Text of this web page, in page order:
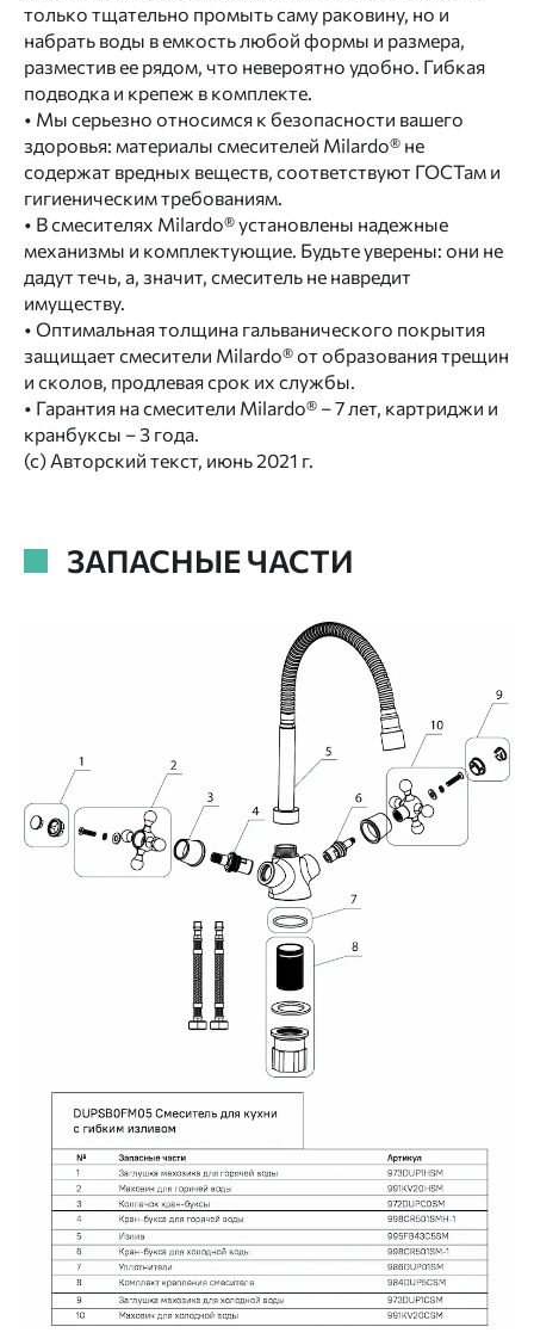
только тщательно промыть саму раковину, но и
набрать воды в емкость любой формы и размера,
разместив ее рядом, что невероятно удобно. Гибкая
подводка и крепеж в комплекте.
• Мы серьезно относимся к безопасности вашего
здоровья: материалы смесителей Milardo® не
содержат вредных веществ, соответствуют ГОСТам и
гигиеническим требованиям.
• В смесителях Milardo® установлены надежные
механизмы и комплектующие. Будьте уверены: они не
дадут течь, а, значит, смеситель не навредит
имуществу.
• Оптимальная толщина гальванического покрытия
защищает смесители Milardo® от образования трещин
и сколов, продлевая срок их службы.
• Гарантия на смесители Milardo® – 7 лет, картриджи и
кранбуксы – 3 года.
(с) Авторский текст, июнь 2021 г.
ЗАПАСНЫЕ ЧАСТИ